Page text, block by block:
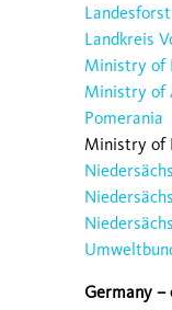
Landkreis
Ministry of
Ministry of
Pomerania
Ministry of
Germany –